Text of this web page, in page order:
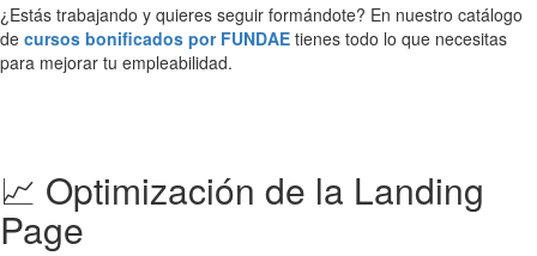
¿Estás trabajando y quieres seguir formándote? En nuestro catálogo
de cursos bonificados por FUNDAE tienes todo lo que necesitas
para mejorar tu empleabilidad.
📈 Optimización de la Landing
Page